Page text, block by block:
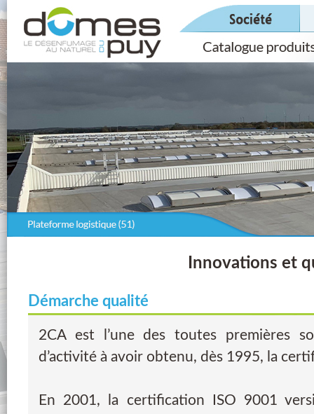
Innovations et
Démarche qualité
2CA est l’une des toutes premières
d’activité à avoir obtenu, dès 1995, la
En 2001, la certification ISO 9001